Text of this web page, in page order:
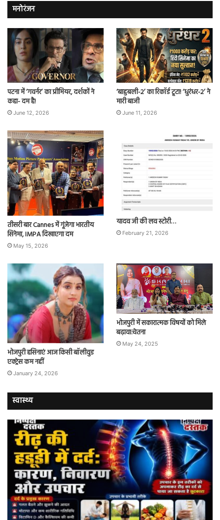
मनोरंजन
पटना में ‘गवर्नर’ का प्रीमियर, दर्शकों ने
कहा- दम है!
June 12, 2026
‘बाहुबली-2’ का रिकॉर्ड टूटा! ‘धुरंधर-2’ ने
मारी बाजी
June 11, 2026
तीसरी बार Cannes में गूंजेगा भारतीय
सिनेमा, IMPA दिखाएगा दम
May 15, 2026
यादव जी की लव स्टोरी…
February 21, 2026
भोजपुरी हसिनाएं आज किसी बॉलीवुड
एक्ट्रेस कम नहीं
January 24, 2026
भोजपुरी में सकारात्मक विषयों को मिले
बढ़ावा:चेतना
May 24, 2025
स्वास्थ्य